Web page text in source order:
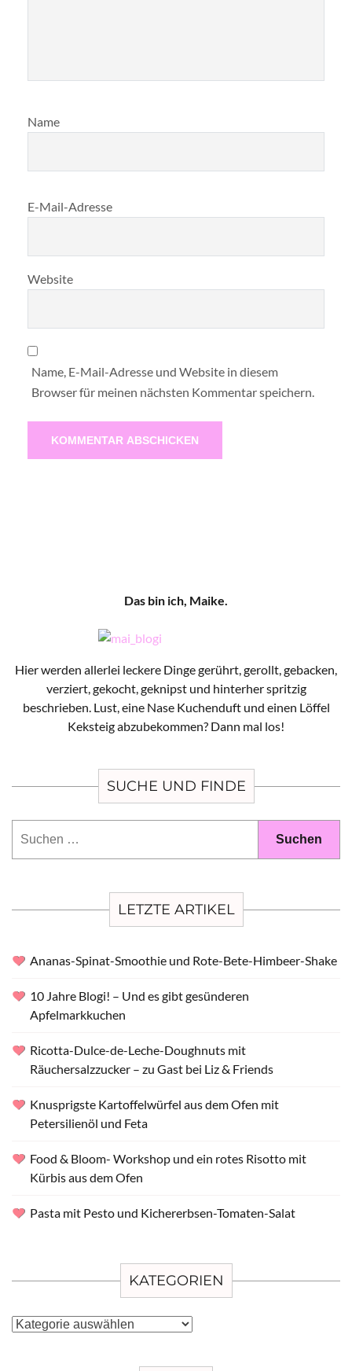
Name
E-Mail-Adresse
Website
Name, E-Mail-Adresse und Website in diesem
Browser für meinen nächsten Kommentar speichern.
Das bin ich, Maike.
Hier werden allerlei leckere Dinge gerührt, gerollt, gebacken,
verziert, gekocht, geknipst und hinterher spritzig
beschrieben. Lust, eine Nase Kuchenduft und einen Löffel
Keksteig abzubekommen? Dann mal los!
SUCHE UND FINDE
LETZTE ARTIKEL
Ananas-Spinat-Smoothie und Rote-Bete-Himbeer-Shake
10 Jahre Blogi! – Und es gibt gesünderen
Apfelmarkkuchen
Ricotta-Dulce-de-Leche-Doughnuts mit
Räuchersalzzucker – zu Gast bei Liz & Friends
Knusprigste Kartoffelwürfel aus dem Ofen mit
Petersilienöl und Feta
Food & Bloom- Workshop und ein rotes Risotto mit
Kürbis aus dem Ofen
Pasta mit Pesto und Kichererbsen-Tomaten-Salat
KATEGORIEN
Kategorien